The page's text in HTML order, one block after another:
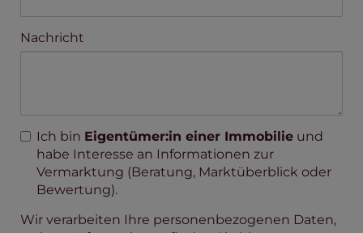
Nachricht
Ich bin Eigentümer:in einer Immobilie und
habe Interesse an Informationen zur
Vermarktung (Beratung, Marktüberblick oder
Bewertung).
Wir verarbeiten Ihre personenbezogenen Daten,